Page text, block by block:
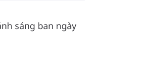
sáng ban ngày